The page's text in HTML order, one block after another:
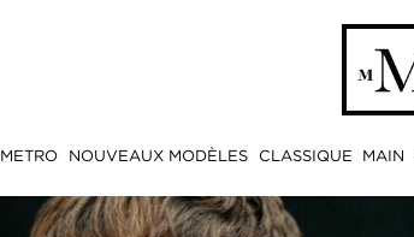
METRO NOUVEAUX MODÈLES CLASSIQUE MAIN